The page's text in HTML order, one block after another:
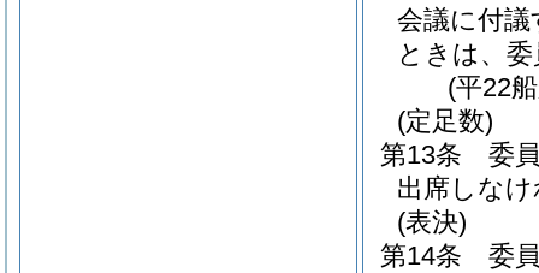
会議に付
ときは、
(平22
(定足数)
第13条
委
出席しな
(表決)
第14条
委